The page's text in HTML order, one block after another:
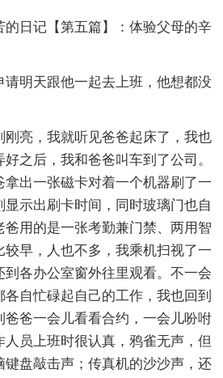
的日记【第五篇】：体验父母的辛
请明天跟他一起去上班，他想都没
刚亮，我就听见爸爸起床了，我也
之后，我和爸爸叫车到了公司。
出一张磁卡对着一个机器刷了一
示出刷卡时间，同时玻璃门也自
用的是一张考勤兼门禁、两用智
早，人也不多，我乘机扫视了一
各办公室窗外往里观看。不一会
各自忙碌起自己的工作，我也回到
爸一会儿看看合约，一会儿吩咐
人员上班时很认真，鸦雀无声，但
盘敲击声；传真机的沙沙声，还